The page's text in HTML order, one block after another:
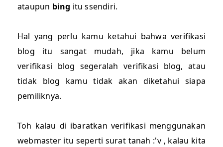
ataupun bing itu ssendiri.
Hal yang perlu kamu ketahui bahwa verifikasi
blog itu sangat mudah, jika kamu belum
verifikasi blog segeralah verifikasi blog, atau
tidak blog kamu tidak akan diketahui siapa
pemiliknya.
Toh kalau di ibaratkan verifikasi menggunakan
webmaster itu seperti surat tanah :'v , kalau kita